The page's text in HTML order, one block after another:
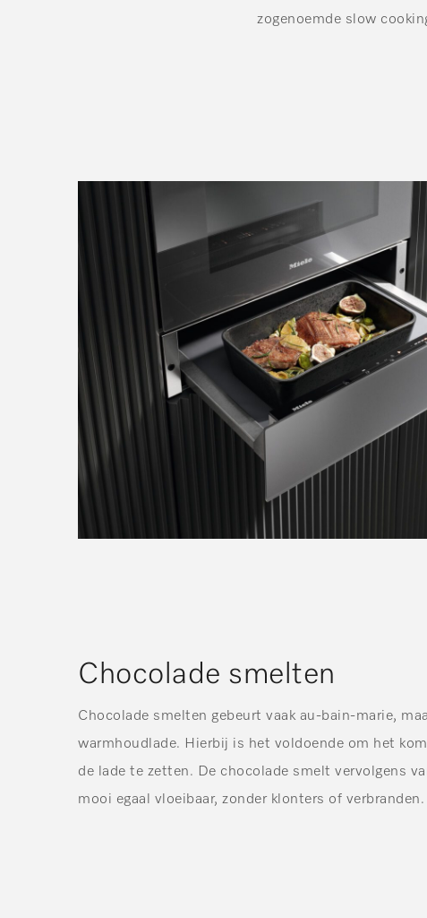
zogenoemde slow
Chocolade smelten
Chocolade smelten gebeurt vaak au-bain-marie,
warmhoudlade. Hierbij is het voldoende om het
de lade te zetten. De chocolade smelt vervolgens
mooi egaal vloeibaar, zonder klonters of verbranden.